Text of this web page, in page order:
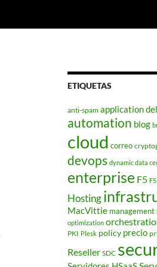
ETIQUETAS
anti-spam application
automation blog
cloud correo
devops dynamic data
enterprise F5
Hosting
MacVittie management
optimization
PKI Plesk policy precio
Reseller SDC